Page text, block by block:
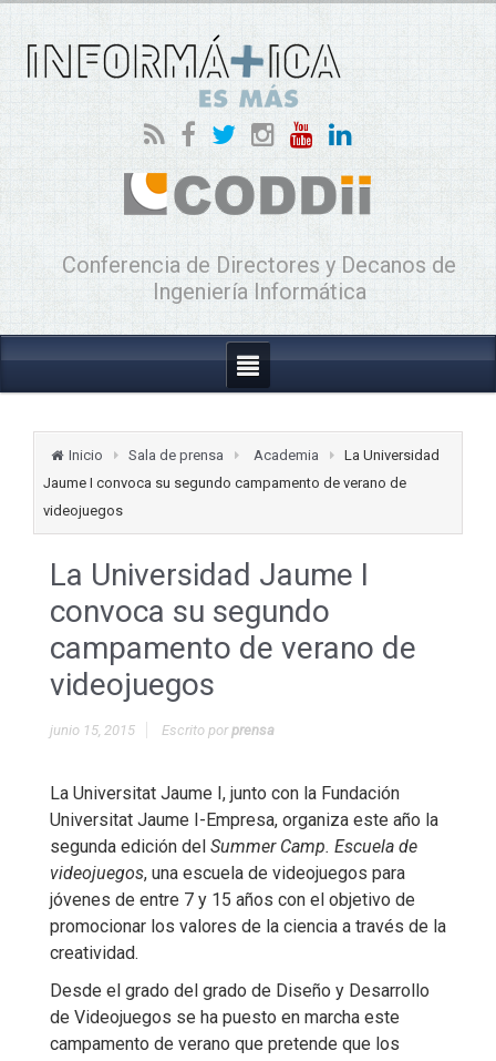
Conferencia de Directores y Decanos de
Ingeniería Informática
Inicio Sala de prensa Academia
La Universidad
Jaume I convoca su segundo campamento de verano de
videojuegos
La Universidad Jaume I
convoca su segundo
campamento de verano de
videojuegos
junio 15, 2015 Escrito porprensa
La Universitat Jaume I, junto con la Fundación
Universitat Jaume I-Empresa, organiza este año la
segunda edición del Summer Camp. Escuela de
videojuegos, una escuela de videojuegos para
jóvenes de entre 7 y 15 años con el objetivo de
promocionar los valores de la ciencia a través de la
creatividad.
Desde el grado del grado de Diseño y Desarrollo
de Videojuegos se ha puesto en marcha este
campamento de verano que pretende que los